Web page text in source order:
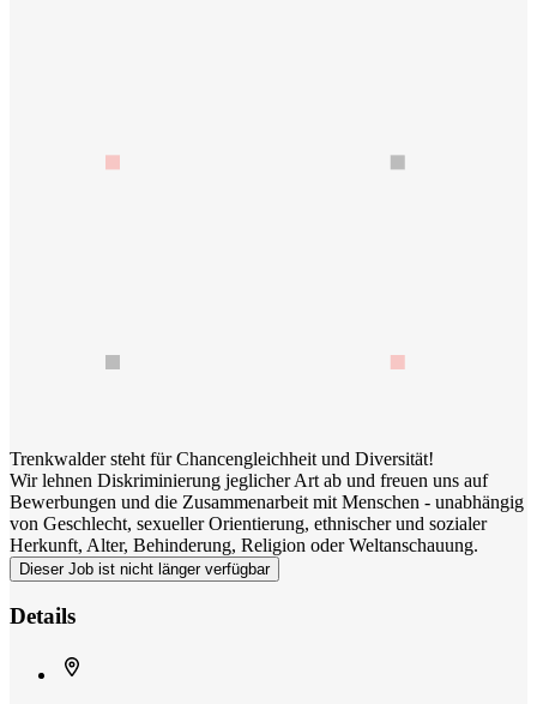
Trenkwalder steht für Chancengleichheit und Diversität!
Wir lehnen Diskriminierung jeglicher Art ab und freuen uns auf
Bewerbungen und die Zusammenarbeit mit Menschen - unabhängig
von Geschlecht, sexueller Orientierung, ethnischer und sozialer
Herkunft, Alter, Behinderung, Religion oder Weltanschauung.
Dieser Job ist nicht länger verfügbar
Details